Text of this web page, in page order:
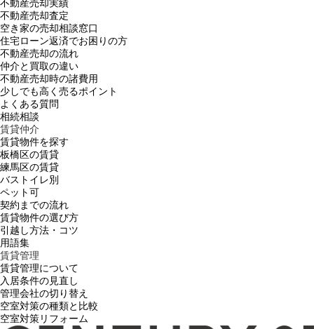
不動産売却実績
不動産売却査定
空き家の売却相談窓口
住宅ローン返済でお困りの方
不動産売却の流れ
仲介と買取の違い
不動産売却時の諸費用
少しでも高く売るポイント
よくある質問
相続相談
賃貸仲介
賃貸物件を探す
板橋区の賃貸
練馬区の賃貸
バストイレ別
ペット可
契約までの流れ
賃貸物件の選び方
引越し方法・コツ
用語集
賃貸管理
賃貸管理について
入居条件の見直し
管理会社の切り替え
空室対策の種類と比較
空室対策リフォーム